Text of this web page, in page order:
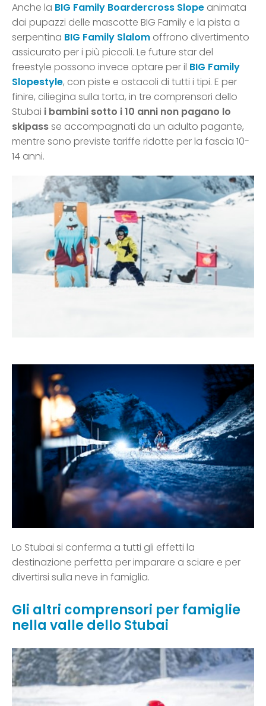
Anche la BIG Family Boardercross Slope animata
dai pupazzi delle mascotte BIG Family e la pista a
serpentina BIG Family Slalom offrono divertimento
assicurato per i più piccoli. Le future star del
freestyle possono invece optare per il BIG Family
Slopestyle, con piste e ostacoli di tutti i tipi. E per
finire, ciliegina sulla torta, in tre comprensori dello
Stubai i bambini sotto i 10 anni non pagano lo
skipassse accompagnati da un adulto pagante,
mentre sono previste tariffe ridotte per la fascia 10-
14 anni.
Lo Stubai si conferma a tutti gli effetti la
destinazione perfetta per imparare a sciare e per
divertirsi sulla neve in famiglia.
Gli altri comprensori per famiglie
nella valle dello Stubai